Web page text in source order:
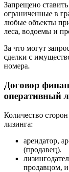
Запрещено
ограниченные в
любые объекты
леса, водоемы и
За что могут
сделки с
номера.
Договор
оперативный
Количество
лизинга:
арендатор,
(продавец).
продавцом, и